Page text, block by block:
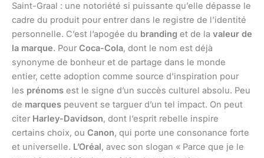
Saint-Graal : une notoriété si puissante qu’elle dépasse le
cadre du produit pour entrer dans le registre de l’identité
personnelle. C’est l’apogée du branding et de la valeur de
la marque. Pour Coca-Cola, dont le nom est déjà
synonyme de bonheur et de partage dans le monde
entier, cette adoption comme source d’inspiration pour
les prénoms est le signe d’un succès culturel absolu. Peu
de marques peuvent se targuer d’un tel impact. On peut
citer Harley-Davidson, dont l’esprit rebelle inspire
certains choix, ou Canon, qui porte une consonance forte
et universelle. L’Oréal, avec son slogan « Parce que je le